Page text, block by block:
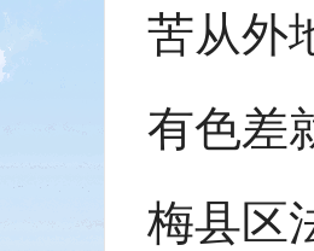
苦从外
有色差
梅县区